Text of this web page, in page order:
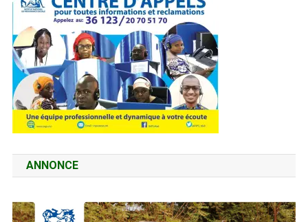
ANNONCE